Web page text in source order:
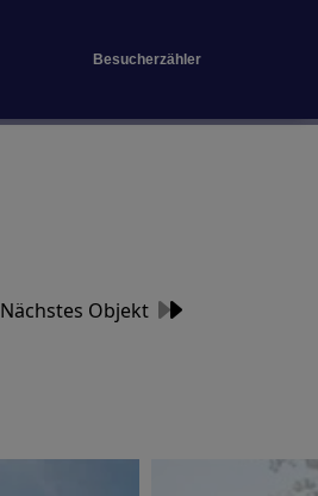
Besucherzähler
Nächstes Objekt